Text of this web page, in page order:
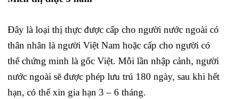
Đây là loại thị thực được cấp cho người nước ngoài có
thân nhân là người Việt Nam hoặc cấp cho người có
thể chứng minh là gốc Việt. Mỗi lần nhập cảnh, người
nước ngoài sẽ được phép lưu trú 180 ngày, sau khi hết
hạn, có thể xin gia hạn 3 – 6 tháng.